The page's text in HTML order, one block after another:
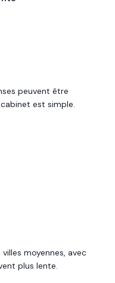
peuvent être
est simple.
moyennes, avec
plus lente.